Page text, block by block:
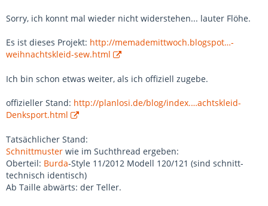
Sorry, ich konnt mal wieder nicht widerstehen... lauter Flöhe.
Es ist dieses Projekt: http://memademittwoch.blogspot…-
weihnachtskleid-sew.html
Ich bin schon etwas weiter, als ich offiziell zugebe.
offizieller Stand: http://planlosi.de/blog/index.…achtskleid-
Denksport.html
Tatsächlicher Stand:
Schnittmuster wie im Suchthread ergeben:
Oberteil: Burda-Style 11/2012 Modell 120/121 (sind schnitt-
technisch identisch)
Ab Taille abwärts: der Teller.